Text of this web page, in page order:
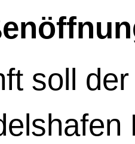
soll